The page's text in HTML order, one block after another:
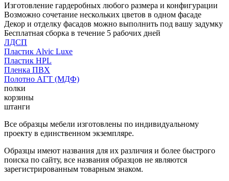
Изготовление гардеробных любого размера и конфигурации
Возможно сочетание нескольких цветов в одном фасаде
Декор и отделку фасадов можно выполнить под вашу задумку
Бесплатная сборка в течение 5 рабочих дней
ЛДСП
Пластик Alvic Luxe
Пластик HPL
Пленка ПВХ
Полотно АГТ (МДФ)
полки
корзины
штанги
Все образцы мебели изготовлены по индивидуальному
проекту в единственном экземпляре.
Образцы имеют названия для их различия и более быстрого
поиска по сайту, все названия образцов не являются
зарегистрированным товарным знаком.